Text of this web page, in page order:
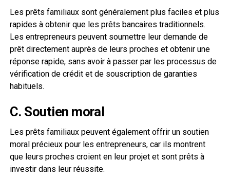
Les prêts familiaux sont généralement plus faciles et plus
rapides à obtenir que les prêts bancaires traditionnels.
Les entrepreneurs peuvent soumettre leur demande de
prêt directement auprès de leurs proches et obtenir une
réponse rapide, sans avoir à passer par les processus de
vérification de crédit et de souscription de garanties
habituels.
C. Soutien moral
Les prêts familiaux peuvent également offrir un soutien
moral précieux pour les entrepreneurs, car ils montrent
que leurs proches croient en leur projet et sont prêts à
investir dans leur réussite.